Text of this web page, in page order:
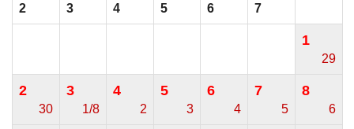
2
3
4
5
6
7
1
29
2
30
3
1/8
4
2
5
3
6
4
7
5
8
6